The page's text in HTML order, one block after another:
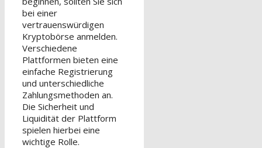
bei einer
vertrauenswürdigen
Kryptobörse anmelden.
Verschiedene
Plattformen bieten eine
einfache Registrierung
und unterschiedliche
Zahlungsmethoden an.
Die Sicherheit und
Liquidität der Plattform
spielen hierbei eine
wichtige Rolle.